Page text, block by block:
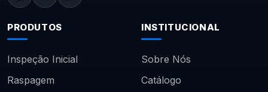
PRODUTOS
Inspeção Inicial
Raspagem
INSTITUCIONAL
Sobre Nós
Catálogo